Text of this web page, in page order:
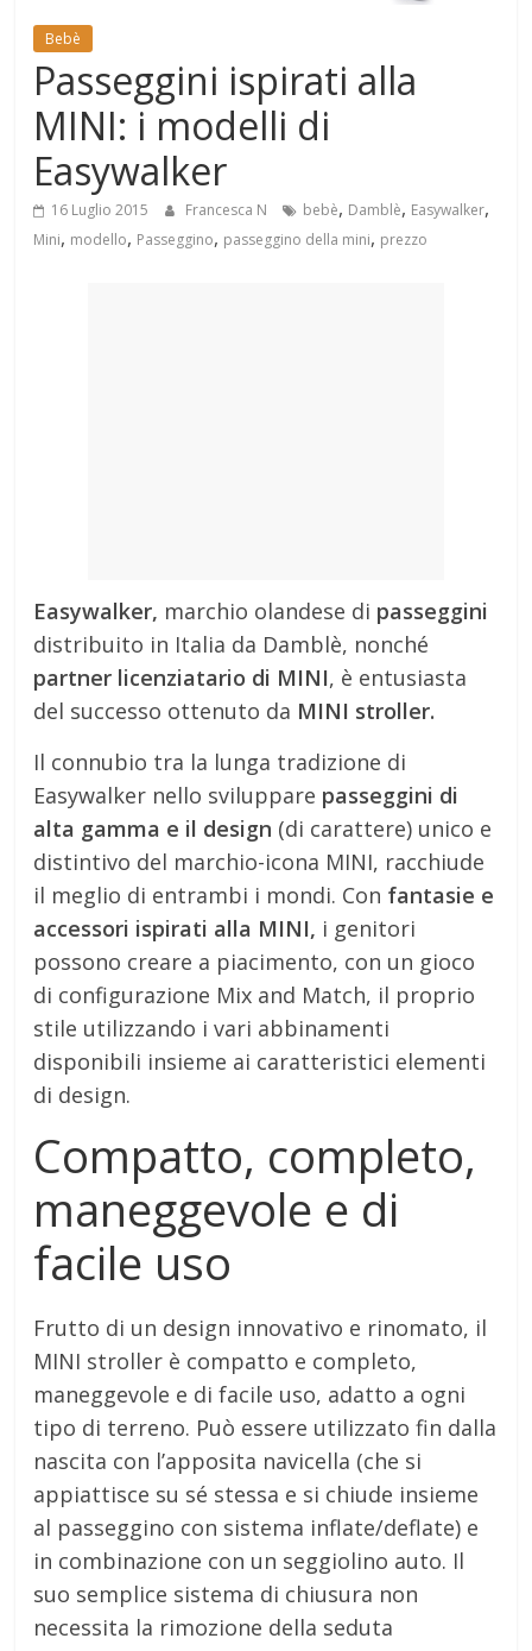
Bebè
Passeggini ispirati alla
MINI: i modelli di
Easywalker
16 Luglio 2015 Francesca N bebè, Damblè, Easywalker,
Mini, modello, Passeggino, passeggino della mini, prezzo
Easywalker, marchio olandese di passeggini
distribuito in Italia da Damblè, nonché
partner licenziatario di MINI, è entusiasta
del successo ottenuto da MINI stroller.
Il connubio tra la lunga tradizione di
Easywalker nello sviluppare passeggini di
alta gamma e il design (di carattere) unico e
distintivo del marchio-icona MINI, racchiude
il meglio di entrambi i mondi. Con fantasie e
accessori ispirati alla MINI, i genitori
possono creare a piacimento, con un gioco
di configurazione Mix and Match, il proprio
stile utilizzando i vari abbinamenti
disponibili insieme ai caratteristici elementi
di design.
Compatto, completo,
maneggevole e di
facile uso
Frutto di un design innovativo e rinomato, il
MINI stroller è compatto e completo,
maneggevole e di facile uso, adatto a ogni
tipo di terreno. Può essere utilizzato fin dalla
nascita con l’apposita navicella (che si
appiattisce su sé stessa e si chiude insieme
al passeggino con sistema inflate/deflate) e
in combinazione con un seggiolino auto. Il
suo semplice sistema di chiusura non
necessita la rimozione della seduta